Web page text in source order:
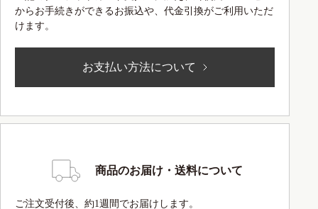
からお手続きができるお振込や、代金引換がご利用いただ
けます。
お支払い方法について
商品のお届け・送料について
ご注文受付後、約1週間でお届けします。